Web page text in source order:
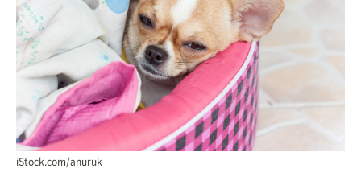
iStock.com/anuruk